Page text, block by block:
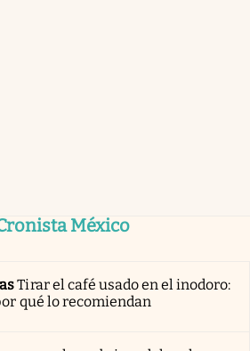
México
Tirar el café usado en el inodoro:
qué lo recomiendan